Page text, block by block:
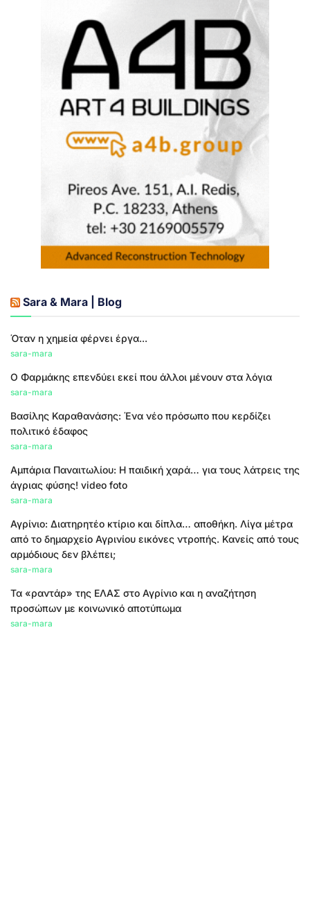
Sara & Mara | Blog
Όταν η χημεία φέρνει έργα...
sara-mara
Ο Φαρμάκης επενδύει εκεί που άλλοι μένουν στα λόγια
sara-mara
Βασίλης Καραθανάσης: Ένα νέο πρόσωπο που κερδίζει
πολιτικό έδαφος
sara-mara
Αμπάρια Παναιτωλίου: Η παιδική χαρά… για τους λάτρεις της
άγριας φύσης! video foto
sara-mara
Αγρίνιο: Διατηρητέο κτίριο και δίπλα… αποθήκη. Λίγα μέτρα
από το δημαρχείο Αγρινίου εικόνες ντροπής. Κανείς από τους
αρμόδιους δεν βλέπει;
sara-mara
Τα «ραντάρ» της ΕΛΑΣ στο Αγρίνιο και η αναζήτηση
προσώπων με κοινωνικό αποτύπωμα
sara-mara